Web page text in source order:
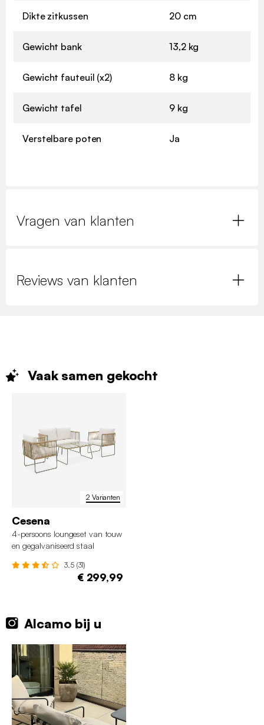
Dikte zitkussen 20 cm
Gewicht bank 13,2 kg
Gewicht fauteuil (x2) 8 kg
Gewicht tafel 9 kg
Verstelbare poten Ja
Vragen van klanten
Reviews van klanten
Vaak samen gekocht
2 Varianten
Cesena
4-persoons loungeset van touw
en gegalvaniseerd staal
3.5 (31)
€ 299,99
Alcamo bij u